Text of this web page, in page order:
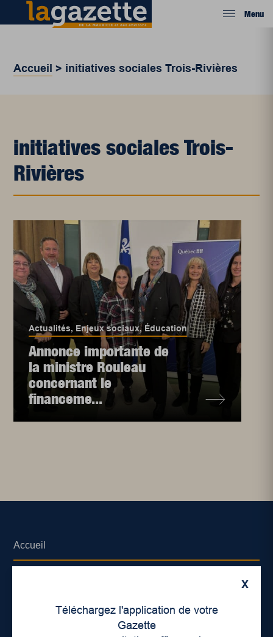
Menu
Accueil > initiatives sociales Trois-Rivières
initiatives sociales Trois-
Rivières
Actualités, Enjeux sociaux, Éducation
Annonce importante de
la ministre Rouleau
concernant le
financeme...
X
Téléchargez l'application de votre
Gazette
Accueil
Déontologie et confidentialité